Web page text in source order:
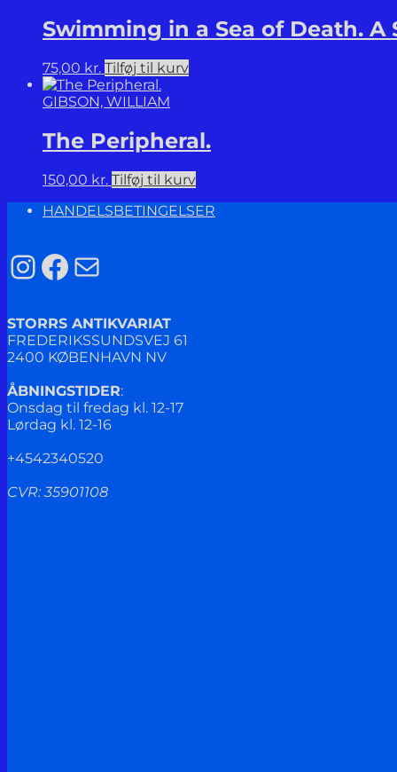
Swimming in a Sea of Death. A
75,00 kr. Tilføj til kurv
GIBSON, WILLIAM
The Peripheral.
150,00 kr. Tilføj til kurv
HANDELSBETINGELSER
Instagram
Facebook
Mail
STORRS ANTIKVARIAT
FREDERIKSSUNDSVEJ 61
2400 KØBENHAVN NV
ÅBNINGSTIDER:
Onsdag til fredag kl. 12-17
Lørdag kl. 12-16
+4542340520
CVR: 35901108